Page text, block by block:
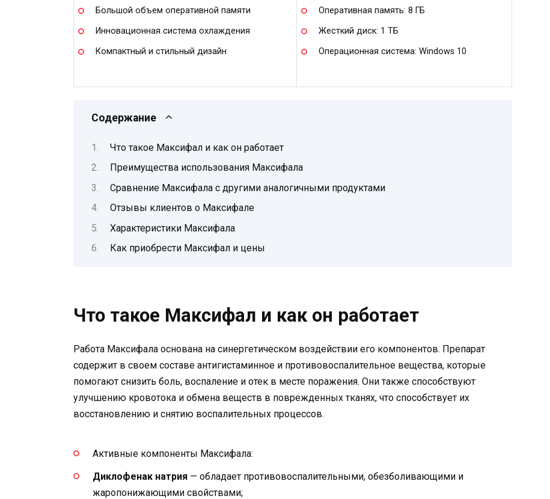
Большой объем оперативной памяти
Инновационная система охлаждения
Компактный и стильный дизайн
Оперативная память: 8 ГБ
Жесткий диск: 1 ТБ
Операционная система: Windows 10
Содержание
Что такое Максифал и как он работает
Преимущества использования Максифала
Сравнение Максифала с другими аналогичными продуктами
Отзывы клиентов о Максифале
Характеристики Максифала
Как приобрести Максифал и цены
Что такое Максифал и как он работает
Работа Максифала основана на синергетическом воздействии его компонентов. Препарат
содержит в своем составе антигистаминное и противовоспалительное вещества, которые
помогают снизить боль, воспаление и отек в месте поражения. Они также способствуют
улучшению кровотока и обмена веществ в поврежденных тканях, что способствует их
восстановлению и снятию воспалительных процессов.
Активные компоненты Максифала:
Диклофенак натрия — обладает противовоспалительными, обезболивающими и
жаропонижающими свойствами;